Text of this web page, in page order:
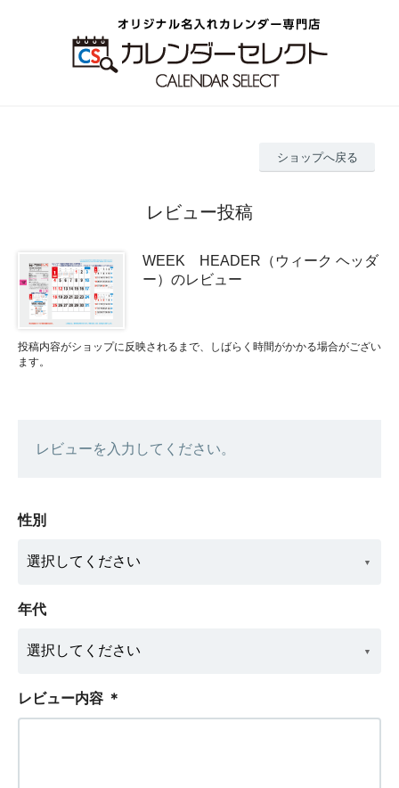
ショップへ戻る
レビュー投稿
WEEK HEADER（ウィーク ヘッダ
ー）のレビュー
投稿内容がショップに反映されるまで、しばらく時間がかかる場合がござい
ます。
レビューを入力してください。
性別
年代
レビュー内容 ＊